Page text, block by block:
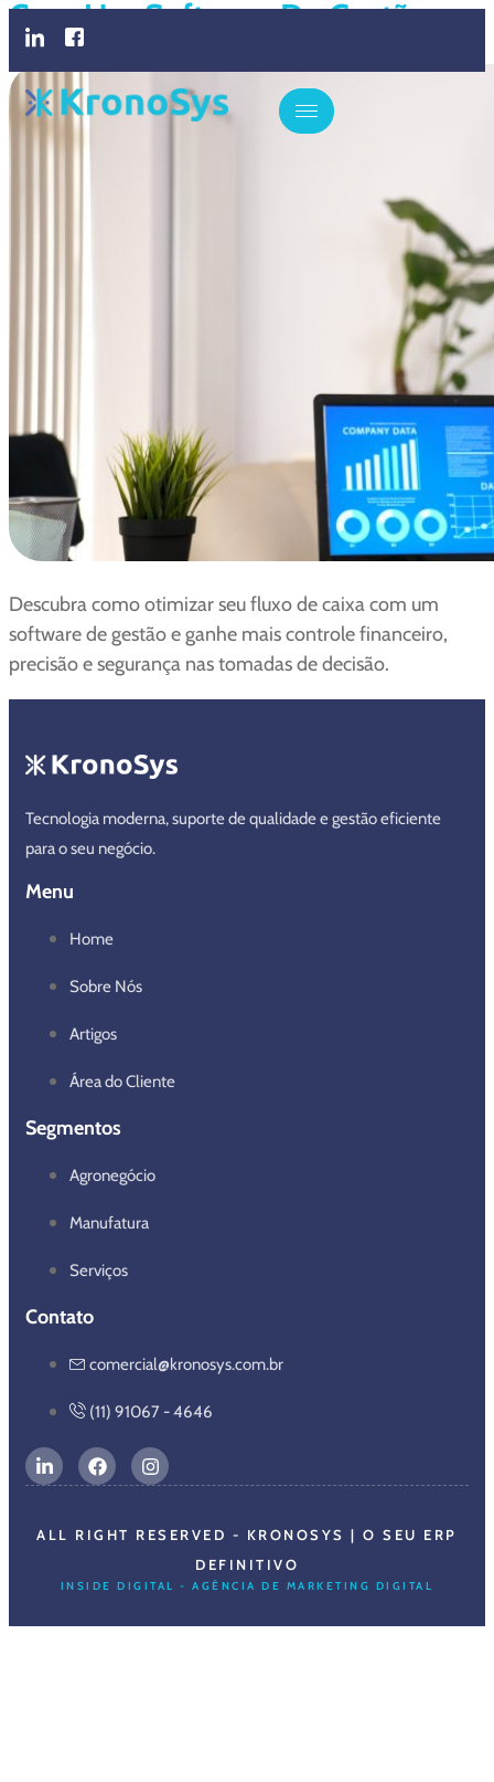
Com Um Software De Gestão
Descubra como otimizar seu fluxo de caixa com um
software de gestão e ganhe mais controle financeiro,
precisão e segurança nas tomadas de decisão.
Tecnologia moderna, suporte de qualidade e gestão eficiente
para o seu negócio.
Menu
Home
Sobre Nós
Artigos
Área do Cliente
Segmentos
Agronegócio
Manufatura
Serviços
Contato
comercial@kronosys.com.br
(11) 91067 - 4646
ALL RIGHT RESERVED - KRONOSYS | O SEU ERP
DEFINITIVO
INSIDE DIGITAL - AGÊNCIA DE MARKETING DIGITAL